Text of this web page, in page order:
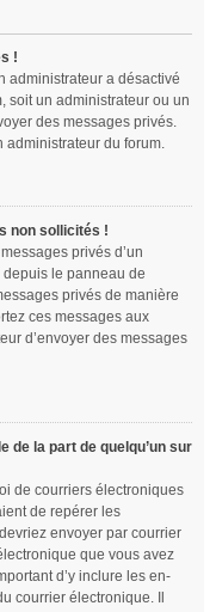
!
administrateur a désactivé
soit un administrateur ou un
des messages privés.
administrateur du forum.
non sollicités !
privés d’un
le panneau de
privés de manière
ces messages aux
d’envoyer des messages
de la part de quelqu’un sur
de courriers électroniques
de repérer les
envoyer par courrier
que vous avez
d’y inclure les en-
courrier électronique. Il